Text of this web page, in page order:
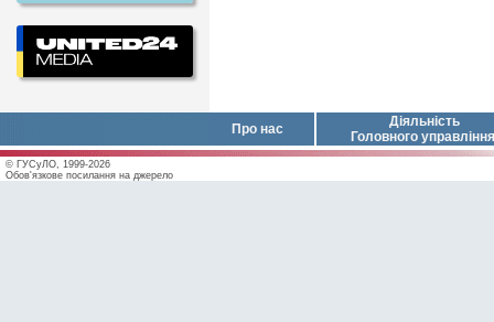
Про нас
Діяльність
Головного управління
© ГУСуЛО, 1999-2026
Обов'язкове посилання на джерело